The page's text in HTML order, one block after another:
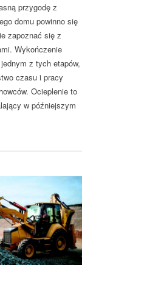
przygodę z
domu powinno się
zapoznać się z
Wykończenie
z tych etapów,
czasu i pracy
Ocieplenie to
w późniejszym